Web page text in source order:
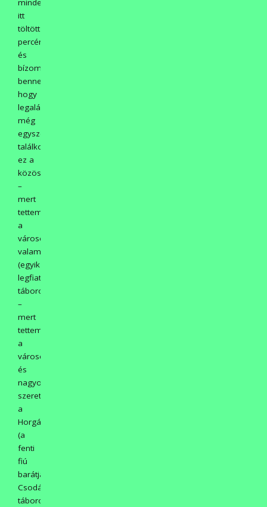
minden
itt
töltött
percért
és
bízom
benne,
hogy
legalább
még
egyszer
találkozik
ez a
közösség.
–
mert
tettem
a
városért
valamit!
(egyik
legfiatalabb
táborozónk)
–
mert
tettem
a
városért
és
nagyon
szeretem
a
Horgásztanyát
(a
fenti
fiú
barátja)
Csodás
táborozóink